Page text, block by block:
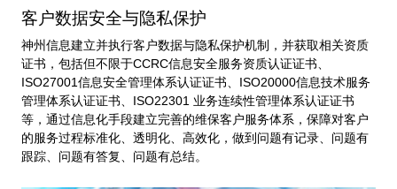
客户数据安全与隐私保护
神州信息建立并执行客户数据与隐私保护机制，并获取相关资质
证书，包括但不限于CCRC信息安全服务资质认证证书、
ISO27001信息安全管理体系认证证书、ISO20000信息技术服务
管理体系认证证书、ISO22301 业务连续性管理体系认证证书
等，通过信息化手段建立完善的维保客户服务体系，保障对客户
的服务过程标准化、透明化、高效化，做到问题有记录、问题有
跟踪、问题有答复、问题有总结。